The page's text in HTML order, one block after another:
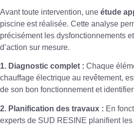
Avant toute intervention, une étude
piscine est réalisée. Cette analyse
précisément les dysfonctionnements
d’action sur mesure.
1. Diagnostic complet : Chaque
chauffage électrique au revêtement,
de son bon fonctionnement et
2. Planification des travaux : En
experts de SUD RESINE planifient